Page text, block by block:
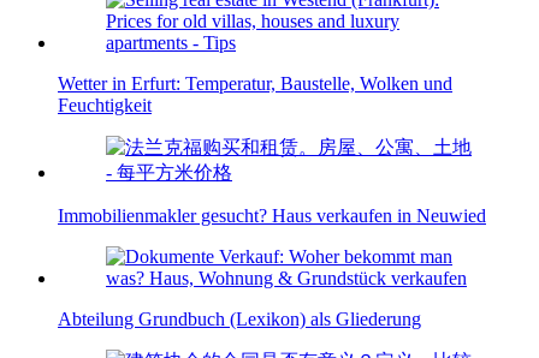
Wetter in Erfurt: Temperatur, Baustelle, Wolken und
Feuchtigkeit
Immobilienmakler gesucht? Haus verkaufen in Neuwied
Abteilung Grundbuch (Lexikon) als Gliederung